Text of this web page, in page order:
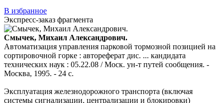
В избранное
Экспресс-заказ фрагмента
Смычек, Михаил Александрович.
Автоматизация управления парковой тормозной позицией на
сортировочной горке : автореферат дис. ... кандидата
технических наук : 05.22.08 / Моск. ун-т путей сообщения. -
Москва, 1995. - 24 с.
Эксплуатация железнодорожного транспорта (включая
системы сигнализации, централизации и блокировки)